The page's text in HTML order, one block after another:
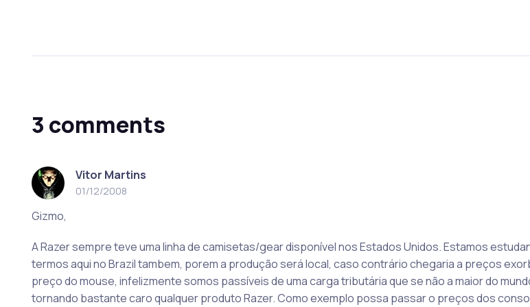
3 comments
Vitor Martins
01/12/2008
Gizmo,
A Razer sempre teve uma linha de camisetas/gear disponível nos Estados Unidos. Estamos
termos aqui no Brazil tambem, porem a produção será local, caso contrário chegaria a preços
preço do mouse, infelizmente somos passíveis de uma carga tributária que se não a maior do
tornando bastante caro qualquer produto Razer. Como exemplo possa passar o preços dos